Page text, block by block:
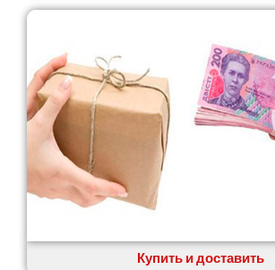
Купить и доставить